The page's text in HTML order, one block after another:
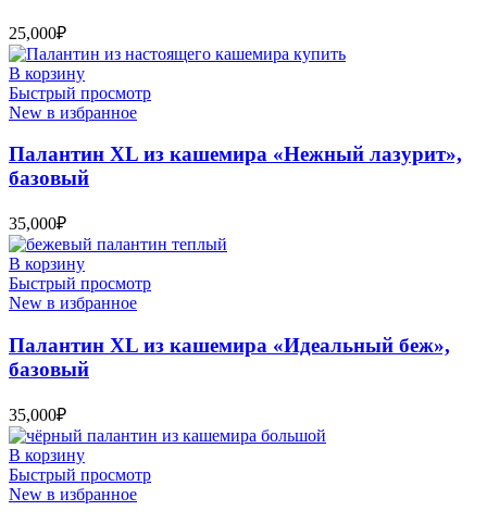
25,000₽
В корзину
Быстрый просмотр
New в избранное
Палантин XL из кашемира «Нежный лазурит»,
базовый
35,000₽
В корзину
Быстрый просмотр
New в избранное
Палантин XL из кашемира «Идеальный беж»,
базовый
35,000₽
В корзину
Быстрый просмотр
New в избранное